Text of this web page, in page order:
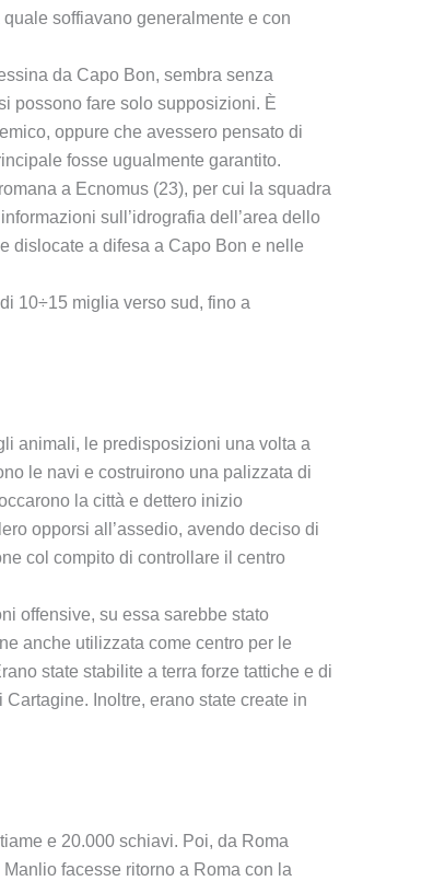
soffiavano generalmente e con
da Capo Bon, sembra senza
possono fare solo supposizioni. È
oppure che avessero pensato di
fosse ugualmente garantito.
a Ecnomus (23), per cui la squadra
sull’idrografia dell’area dello
dislocate a difesa a Capo Bon e nelle
10÷15 miglia verso sud, fino a
animali, le predisposizioni una volta a
le navi e costruirono una palizzata di
la città e dettero inizio
opporsi all’assedio, avendo deciso di
col compito di controllare il centro
offensive, su essa sarebbe stato
anche utilizzata come centro per le
state stabilite a terra forze tattiche e di
Inoltre, erano state create in
e 20.000 schiavi. Poi, da Roma
facesse ritorno a Roma con la